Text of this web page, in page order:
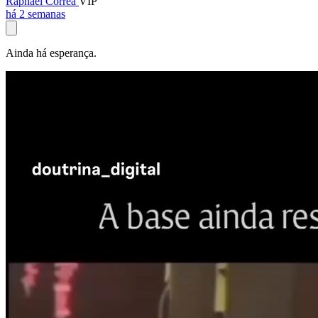
há 2 semanas
Ainda há esperança.